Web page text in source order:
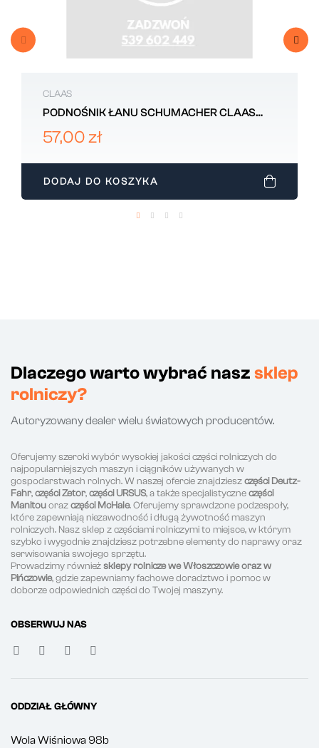
CLAAS
PODNOŚNIK ŁANU SCHUMACHER CLAAS
1018106
57,00 zł
DODAJ DO KOSZYKA
Dlaczego warto wybrać nasz sklep
rolniczy?
Autoryzowany dealer wielu światowych producentów.
Oferujemy szeroki wybór wysokiej jakości części rolniczych do
najpopularniejszych maszyn i ciągników używanych w
gospodarstwach rolnych. W naszej ofercie znajdzieszczęści Deutz-
Fahr,części Zetor,części URSUS, a także specjalistyczneczęści
Manitouorazczęści McHale. Oferujemy sprawdzone podzespoły,
które zapewniają niezawodność i długą żywotność maszyn
rolniczych. Nasz sklep z częściami rolniczymi to miejsce, w którym
szybko i wygodnie znajdziesz potrzebne elementy do naprawy oraz
serwisowania swojego sprzętu.
Prowadzimy równieżsklepy rolnicze we Włoszczowie oraz w
Pińczowie, gdzie zapewniamy fachowe doradztwo i pomoc w
doborze odpowiednich części do Twojej maszyny.
OBSERWUJ NAS
ODDZIAŁ GŁÓWNY
Wola Wiśniowa 98b